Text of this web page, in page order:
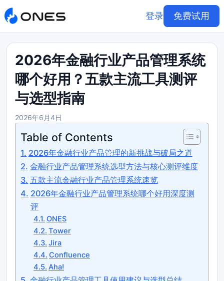
登录 免费试用
2026年金融行业产品管理系统
哪个好用？五款主流工具测评
与选型指南
2026年6月4日
Table of Contents
2026年金融行业产品管理的新挑战与破局之道
金融行业产品管理系统选型方法与核心测评维度
五款主流金融行业产品管理系统速览
2026年金融行业产品管理系统哪个好用深度测
评
ONES
Tower
Jira
Confluence
Aha!